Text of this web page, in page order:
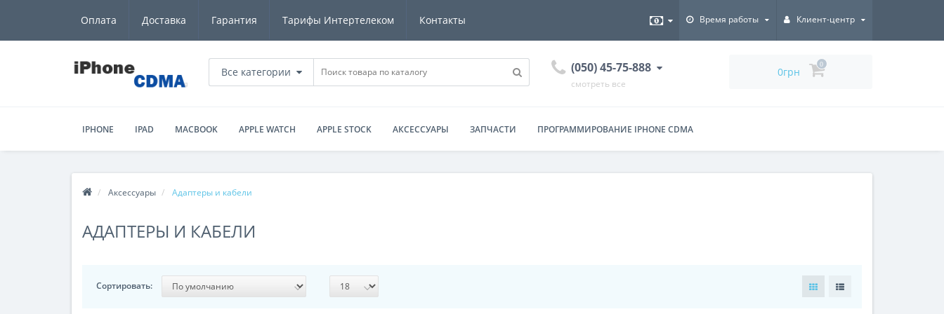
Оплата Доставка Гарантия Тарифы Интертелеком Контакты Время работы Клиент-центр
Все категории (050) 45-75-888
смотреть все
0грн
0
IPHONE IPAD MACBOOK APPLE WATCH APPLE STOCK АКСЕССУАРЫ ЗАПЧАСТИ ПРОГРАММИРОВАНИЕ IPHONE CDMA
Аксессуары Адаптеры и кабели
АДАПТЕРЫ И КАБЕЛИ
Сортировать: